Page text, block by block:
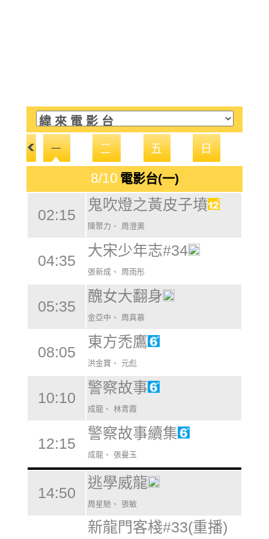
8/10 電影台(一)
02:15
鬼吹燈之黃皮子墳
陳聚力、 周澄奧
04:35
大宋少年志#34
張新成、 周雨彤
05:35
醜女大翻身
金亞中、 周真慕
08:05
東方禿鷹
洪金寶、 元彪
10:10
警察故事
成龍、 林青霞
12:15
警察故事續集
成龍、 張曼玉
14:50
逃學威龍
周星馳、 張敏
新龍門客棧#33(重播)